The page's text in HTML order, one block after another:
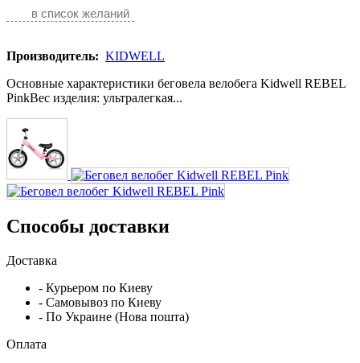
в список желаний
Производитель: KIDWELL
Основные характеристики беговела велобега Kidwell REBEL
PinkВес изделия: ультралегкая...
Способы доставки
Доставка
- Курьером по Киеву
- Самовывоз по Киеву
- По Украине (Нова пошта)
Оплата